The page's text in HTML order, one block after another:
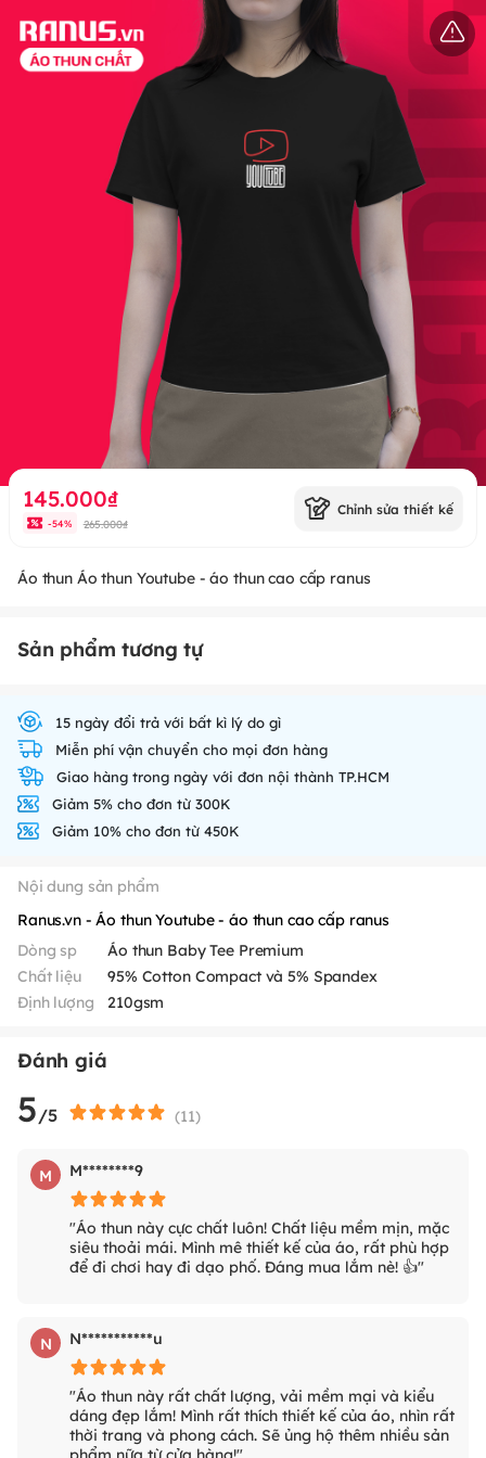
145.000₫
-54% 265.000₫
Chỉnh sửa thiết kế
Áo thun Áo thun Youtube - áo thun cao cấp ranus
Sản phẩm tương tự
15 ngày đổi trả với bất kì lý do gì
Miễn phí vận chuyển cho mọi đơn hàng
Giao hàng trong ngày với đơn nội thành TP.HCM
Giảm 5% cho đơn từ 300K
Giảm 10% cho đơn từ 450K
Nội dung sản phẩm
Ranus.vn - Áo thun Youtube - áo thun cao cấp ranus
Dòng sp
Áo thun Baby Tee Premium
Chất liệu
95% Cotton Compact và 5% Spandex
Định lượng
210gsm
Đánh giá
5/5 (11)
M M********9
"Áo thun này cực chất luôn! Chất liệu mềm mịn, mặc
siêu thoải mái. Mình mê thiết kế của áo, rất phù hợp
để đi chơi hay đi dạo phố. Đáng mua lắm nè! 👍"
N N***********u
"Áo thun này rất chất lượng, vải mềm mại và kiểu
dáng đẹp lắm! Mình rất thích thiết kế của áo, nhìn rất
thời trang và phong cách. Sẽ ủng hộ thêm nhiều sản
phẩm nữa từ cửa hàng!"